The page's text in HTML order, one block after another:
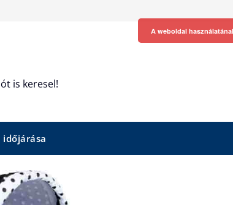
is keresel!
időjárása
A weboldal